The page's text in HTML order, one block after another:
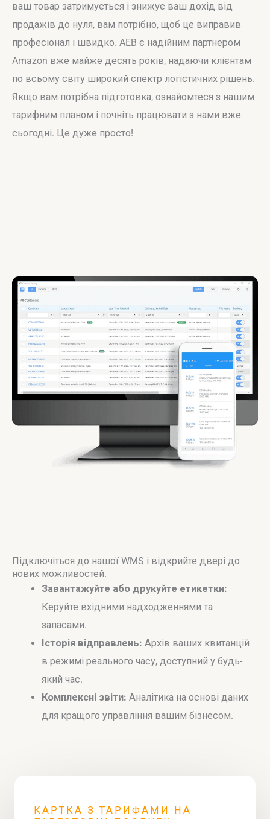
ваш товар затримується і знижує ваш дохід від
продажів до нуля, вам потрібно, щоб це виправив
професіонал і швидко. AEB є надійним партнером
Amazon вже майже десять років, надаючи клієнтам
по всьому світу широкий спектр логістичних рішень.
Якщо вам потрібна підготовка, ознайомтеся з нашим
тарифним планом і почніть працювати з нами вже
сьогодні. Це дуже просто!
Підключіться до нашої WMS і відкрийте двері до
нових можливостей.
Завантажуйте або друкуйте етикетки:
Керуйте вхідними надходженнями та
запасами.
Історія відправлень:Архів ваших квитанцій
в режимі реального часу, доступний у будь-
який час.
Комплексні звіти:Аналітика на основі даних
для кращого управління вашим бізнесом.
КАРТКА З ТАРИФАМИ НА